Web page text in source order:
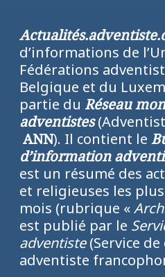
d’informations de
Fédérations
Belgique et du
partie du Réseau
adventistes
ANN). Il contient le
d’information
est un résumé des
et religieuses les
mois (rubrique «
est publié par le
adventiste(Service
adventiste